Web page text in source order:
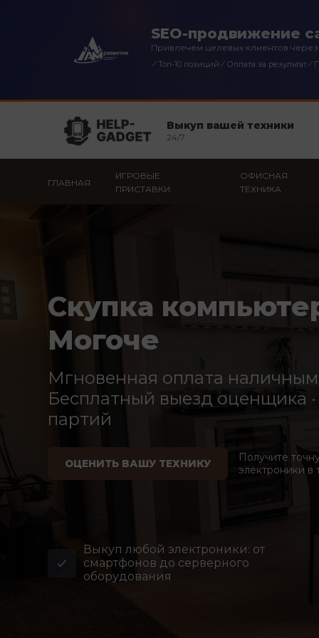
SEO-продвижение
Привлечем целевых клиентов
✓Топ-10 позиций ✓ Оплата за результат✓
Выкуп вашей техники
24/7
ГЛАВНАЯ
ИГРОВЫЕ
ПРИСТАВКИ
ОФИСНАЯ
ТЕХНИКА
Скупка
Могоче
Мгновенная оплата
Бесплатный выезд оценщика
партий
ОЦЕНИТЬ ВАШУ ТЕХНИКУ
Получите
электроники в
Выкуп любой электроники: от
смартфонов до серверного
оборудования